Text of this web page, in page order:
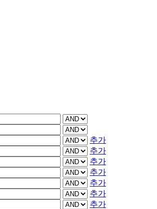
추가
추가
추가
추가
추가
추가
추가